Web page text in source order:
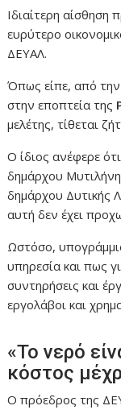
Ιδιαίτερη αίσθηση
ευρύτερο
ΔΕΥΑΛ.
Όπως είπε, από
στην εποπτεία της
μελέτης, τίθεται
Ο ίδιος ανέφερε
δημάρχου
δημάρχου Δυτικής
αυτή δεν έχει
Ωστόσο,
υπηρεσία και πως
συντηρήσεις και
εργολάβοι και
«Το νερό
κόστος
Ο πρόεδρος της